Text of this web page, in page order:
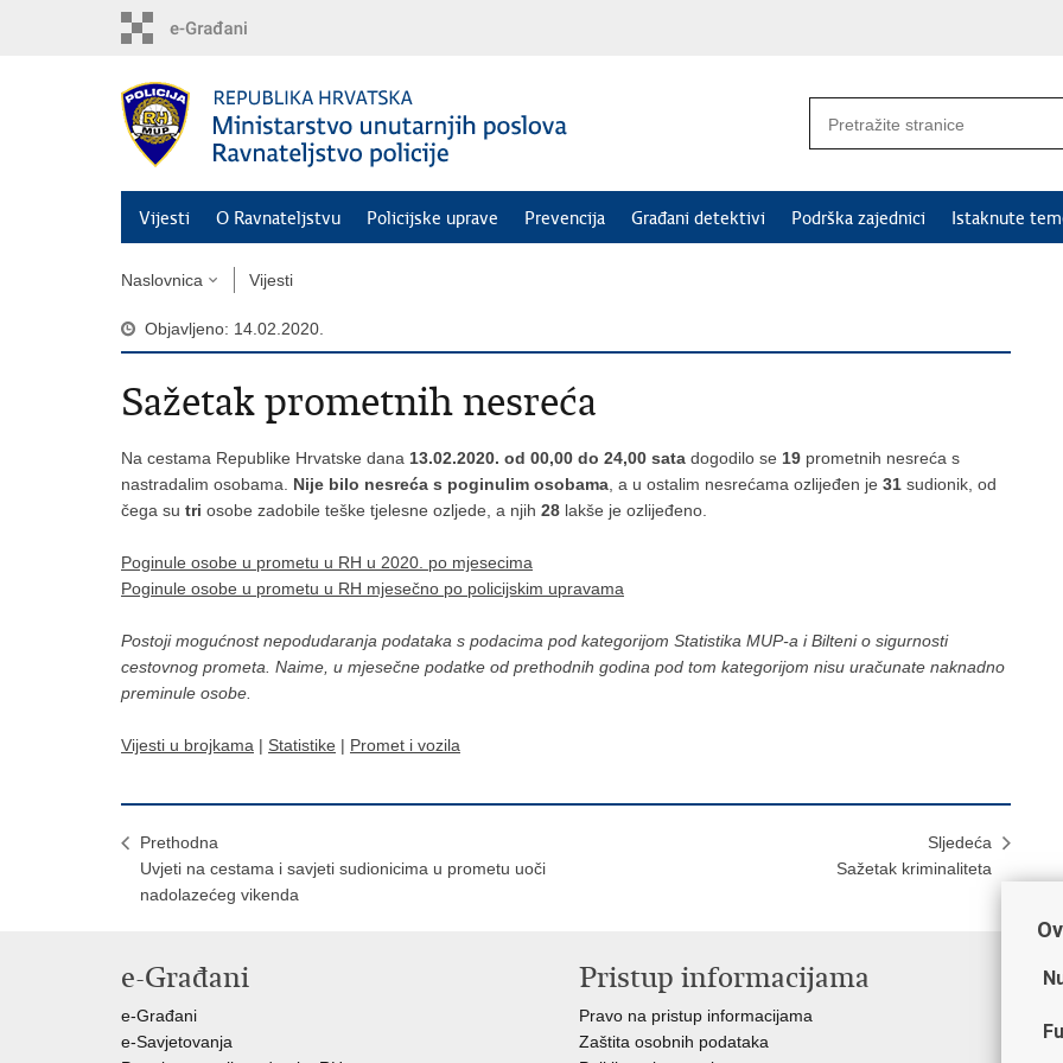
Vijesti O Ravnateljstvu Policijske uprave Prevencija Građani detektivi Podrška zajednici Istaknute
Naslovnica Vijesti
Objavljeno: 14.02.2020.
Sažetak prometnih nesreća
Na cestama Republike Hrvatske dana 13.02.2020. od 00,00 do 24,00 sata dogodilo se 19 prometnih nesreća s
nastradalim osobama. Nije bilo nesreća s poginulim osobama , a u ostalim nesrećama ozlijeđen je 31 sudionik, od
čega su tri osobe zadobile teške tjelesne ozljede, a njih 28 lakše je ozlijeđeno.
Poginule osobe u prometu u RH u 2020. po mjesecima
Poginule osobe u prometu u RH mjesečno po policijskim upravama
Postoji mogućnost nepodudaranja podataka s podacima pod kategorijom Statistika MUP-a i Bilteni o sigurnosti
cestovnog prometa. Naime, u mjesečne podatke od prethodnih godina pod tom kategorijom nisu uračunate naknadno
preminule osobe.
Vijesti u brojkama | Statistike | Promet i vozila
Prethodna
Uvjeti na cestama i savjeti sudionicima u prometu uoči
nadolazećeg vikenda
Sljedeća
Sažetak kriminaliteta
e-Građani
e-Građani
e-Savjetovanja
Pristup informacijama
Pravo na pristup informacijama
Zaštita osobnih podataka